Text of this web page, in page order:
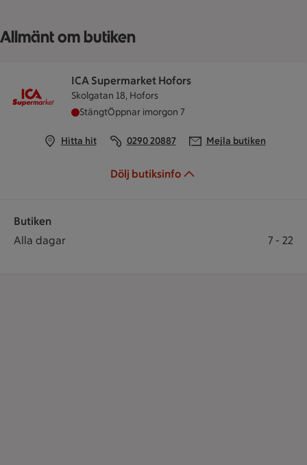
Allmänt om butiken
ICA Supermarket Hofors
Skolgatan 18, Hofors
ICA Supermarket Hofors har stängt idag,
StängtÖppnar imorgon 7
Hitta hit 0290 20887 Mejla butiken
Dölj butiksinfo
Butiken
Butiken öppet: Alla dagar 7 till 22
Alla dagar 7 - 22